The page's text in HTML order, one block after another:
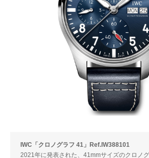
IWC「クロノグラフ 41」Ref.IW388101
2021年に発表された、41mmサイズのクロノ